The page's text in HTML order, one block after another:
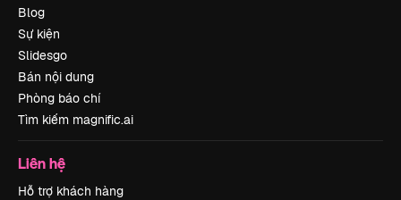
Blog
Sự kiện
Slidesgo
Bán nội dung
Phòng báo chí
Tìm kiếm magnific.ai
Liên hệ
Hỗ trợ khách hàng